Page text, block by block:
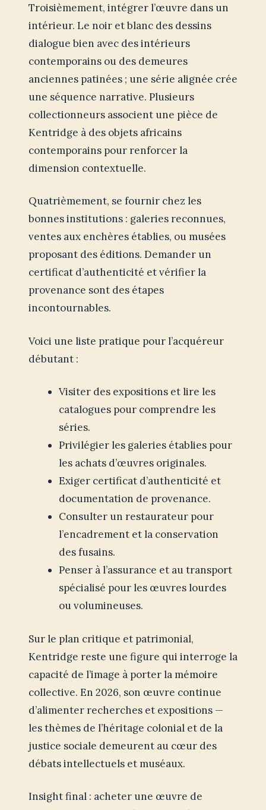
Troisièmement, intégrer l’œuvre dans un
intérieur. Le noir et blanc des dessins
dialogue bien avec des intérieurs
contemporains ou des demeures
anciennes patinées ; une série alignée crée
une séquence narrative. Plusieurs
collectionneurs associent une pièce de
Kentridge à des objets africains
contemporains pour renforcer la
dimension contextuelle.
Quatrièmement, se fournir chez les
bonnes institutions : galeries reconnues,
ventes aux enchères établies, ou musées
proposant des éditions. Demander un
certificat d’authenticité et vérifier la
provenance sont des étapes
incontournables.
Voici une liste pratique pour l’acquéreur
débutant :
Visiter des expositions et lire les
catalogues pour comprendre les
séries.
Privilégier les galeries établies pour
les achats d’œuvres originales.
Exiger certificat d’authenticité et
documentation de provenance.
Consulter un restaurateur pour
l’encadrement et la conservation
des fusains.
Penser à l’assurance et au transport
spécialisé pour les œuvres lourdes
ou volumineuses.
Sur le plan critique et patrimonial,
Kentridge reste une figure qui interroge la
capacité de l’image à porter la mémoire
collective. En 2026, son œuvre continue
d’alimenter recherches et expositions —
les thèmes de l’héritage colonial et de la
justice sociale demeurent au cœur des
débats intellectuels et muséaux.
Insight final : acheter une œuvre de